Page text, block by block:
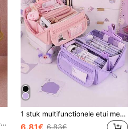
Joivida 1 stuk creatieve pennendoos, make-uptas en etui, grote opbergtas voor schrijfwaren voor meisjes, cadeau voor vrouwen, reis- en bureau-organizer
1 stuk multifunctionele etui met grote capaciteit en opbergvak voor op het bureau, gemaakt van duurzaam polyester, unisex, draagbare bureau-organizer met meerdere lagen, geschikt voor pennen, potloden, stiften en andere schrijfwaren, ideaal cadeau voor de start van het schooljaar.
6.81€ 6.83€